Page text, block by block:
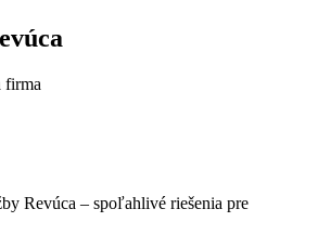
Revúca – spoľahlivé riešenia pre